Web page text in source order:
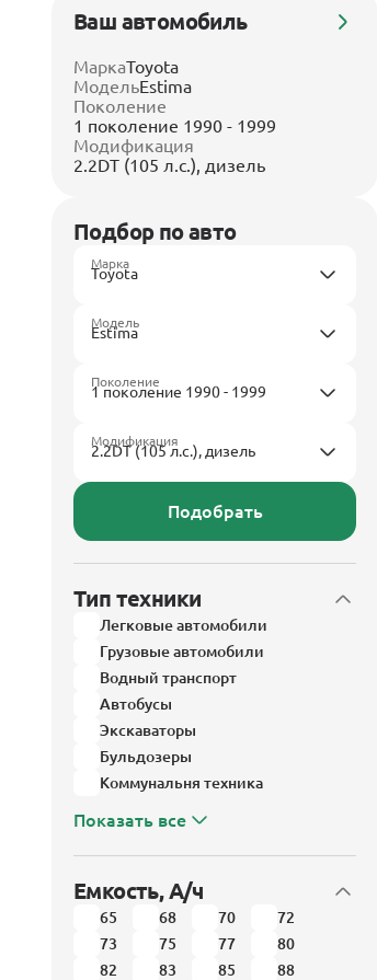
Ваш автомобиль
МаркаToyota
МодельEstima
Поколение
1 поколение 1990 - 1999
Модификация
2.2DT (105 л.с.), дизель
Подбор по авто
Марка
Модель
Поколение
Модификация
Подобрать
Тип техники
Легковые автомобили
Грузовые автомобили
Водный транспорт
Автобусы
Экскаваторы
Бульдозеры
Коммунальня техника
Показать все
Емкость, А/ч
65 68 70
72
73
75 77
80
82
83 85
88